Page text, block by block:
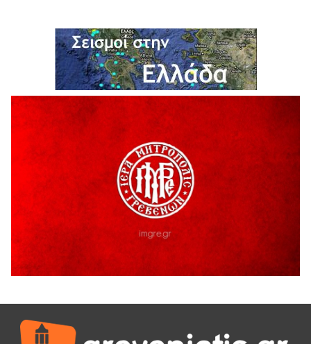
5 Αυγούστου 2026
Ο ΑΝΔΡΕΑΣ ΑΣΛΑΝΙΔΗΣ ΣΥΝΕΧΙΖΕΙ ΣΤΟΝ ΠΡΩΤΕΑ
ΓΡΕΒΕΝΩΝ
5 Αυγούστου 2026
Ευχαριστήριο Εκπολιτιστικού Συλλόγου Ταξιάρχη προς κ.
Παρασχάκη Αθανάσιο
Διακοπή υδροδότησης του Α΄ κλάδου ύδρευσης
5 Αυγούστου 2026
Η Marseaux στα Γρεβενά για μια μοναδική συναυλία
Θερινό Σινεμά στο πλαίσιο του «Πολιτιστικού
Καλοκαιριού 2026» με την βραβευμένη ταινία «Μικρές
Ανάσες».
εξοπλισμού γυμναστηρίου
5 Αυγούστου 2026